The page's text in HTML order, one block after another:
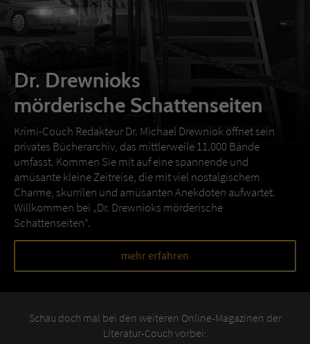
Dr. Drewnioks
mörderische Schattenseiten
Krimi-Couch Redakteur Dr. Michael Drewniok öffnet sein
privates Bücherarchiv, das mittlerweile 11.000 Bände
umfasst. Kommen Sie mit auf eine spannende und
amüsante kleine Zeitreise, die mit viel nostalgischem
Charme, skurrilen und amüsanten Anekdoten aufwartet.
Willkommen bei „Dr. Drewnioks mörderische
Schattenseiten“.
mehr erfahren
Schau doch mal bei den weiteren Online-Magazinen der
Literatur-Couch vorbei: